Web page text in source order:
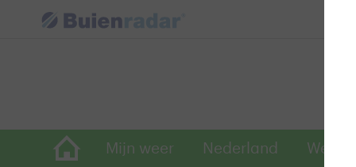
Mijn weer Nederland